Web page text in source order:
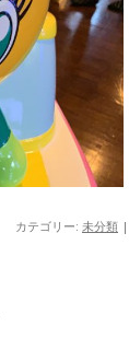
カテゴリー: 未分類 |